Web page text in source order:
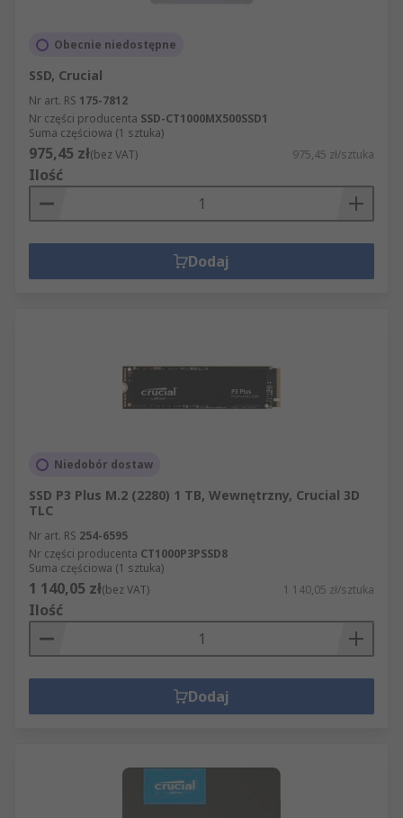
Obecnie niedostępne
SSD, Crucial
Nr art. RS 175-7812
Nr części producenta SSD-CT1000MX500SSD1
Suma częściowa (1 sztuka)
975,45 zł(bez VAT) 975,45 zł/sztuka
Ilość
Dodaj
Niedobór dostaw
SSD P3 Plus M.2 (2280) 1 TB, Wewnętrzny, Crucial 3D
TLC
Nr art. RS 254-6595
Nr części producenta CT1000P3PSSD8
Suma częściowa (1 sztuka)
1 140,05 zł(bez VAT) 1 140,05 zł/sztuka
Ilość
Dodaj